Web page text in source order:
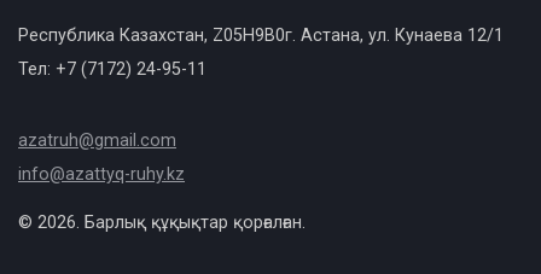
Республика Казахстан, Z05H9B0г. Астана, ул. Кунаева 12/1
Тел: +7 (7172) 24-95-11
azatruh@gmail.com
info@azattyq-ruhy.kz
© 2026. Барлық құқықтар қорғалған.